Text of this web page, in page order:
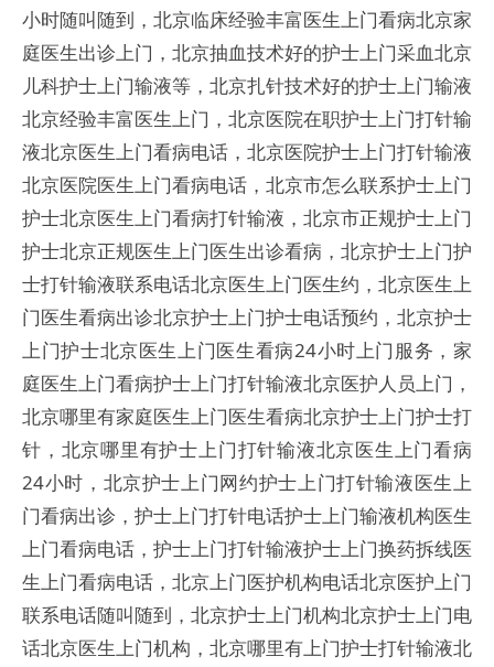
小时随叫随到，北京临床经验丰富医生上门看病北京家
庭医生出诊上门，北京抽血技术好的护士上门采血北京
儿科护士上门输液等，北京扎针技术好的护士上门输液
北京经验丰富医生上门，北京医院在职护士上门打针输
液北京医生上门看病电话，北京医院护士上门打针输液
北京医院医生上门看病电话，北京市怎么联系护士上门
护士北京医生上门看病打针输液，北京市正规护士上门
护士北京正规医生上门医生出诊看病，北京护士上门护
士打针输液联系电话北京医生上门医生约，北京医生上
门医生看病出诊北京护士上门护士电话预约，北京护士
上门护士北京医生上门医生看病24小时上门服务，家
庭医生上门看病护士上门打针输液北京医护人员上门，
北京哪里有家庭医生上门医生看病北京护士上门护士打
针，北京哪里有护士上门打针输液北京医生上门看病
24小时，北京护士上门网约护士上门打针输液医生上
门看病出诊，护士上门打针电话护士上门输液机构医生
上门看病电话，护士上门打针输液护士上门换药拆线医
生上门看病电话，北京上门医护机构电话北京医护上门
联系电话随叫随到，北京护士上门机构北京护士上门电
话北京医生上门机构，北京哪里有上门护士打针输液北